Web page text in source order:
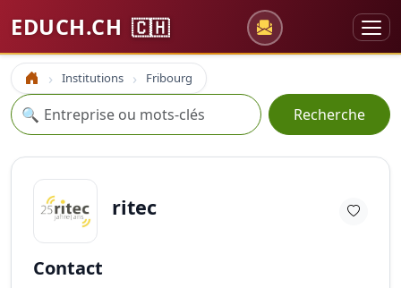
EDUCH.CH 🇨🇭
Accueil Institutions Fribourg
Recherche
🔍 Recherche
ritec
Contact